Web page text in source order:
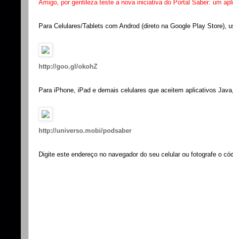
Amigo, por gentileza teste a nova iniciativa do Portal Saber: um
Para Celulares/Tablets com Androd (direto na Google Play Store),
http://goo.gl/okohZ
Para iPhone, iPad e demais celulares que aceitem aplicativos
http://universo.mobi/podsaber
Digite este endereço no navegador do seu celular ou fotografe o